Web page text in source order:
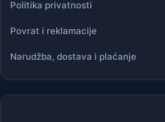
Politika privatnosti
Povrat i reklamacije
Narudžba, dostava i plaćanje